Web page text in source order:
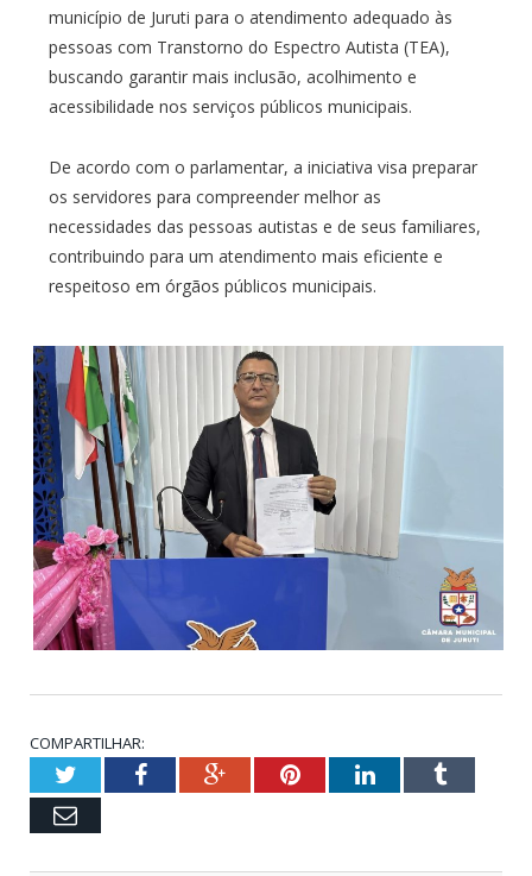
município de Juruti para o atendimento adequado às
pessoas com Transtorno do Espectro Autista (TEA),
buscando garantir mais inclusão, acolhimento e
acessibilidade nos serviços públicos municipais.
De acordo com o parlamentar, a iniciativa visa preparar
os servidores para compreender melhor as
necessidades das pessoas autistas e de seus familiares,
contribuindo para um atendimento mais eficiente e
respeitoso em órgãos públicos municipais.
COMPARTILHAR:
TwitterFacebookGoogle+PinterestLinkedInTumblr
Email